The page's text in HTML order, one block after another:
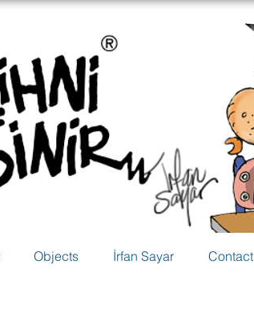
Objects İrfan Sayar Contact